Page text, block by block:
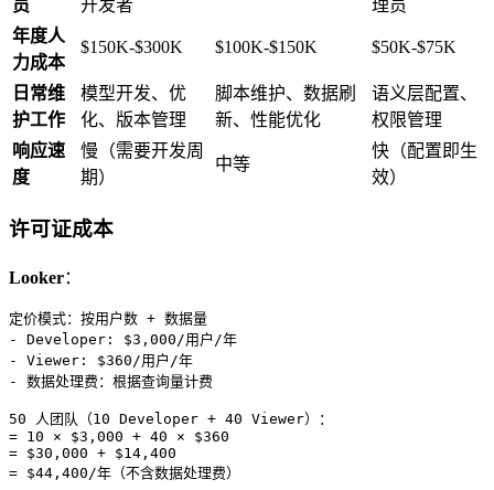
员 开发者
理员
年度人
力成本
$150K-$300K $100K-$150K $50K-$75K
日常维
护工作
模型开发、优
化、版本管理
脚本维护、数据刷
新、性能优化
语义层配置、
权限管理
响应速
度
慢（需要开发周
期）
中等
快（配置即生
效）
许可证成本
Looker：
定价模式：按用户数 + 数据量
- Developer: $3,000/用户/年
- Viewer: $360/用户/年
- 数据处理费：根据查询量计费
50 人团队（10 Developer + 40 Viewer）：
= 10 × $3,000 + 40 × $360
= $30,000 + $14,400